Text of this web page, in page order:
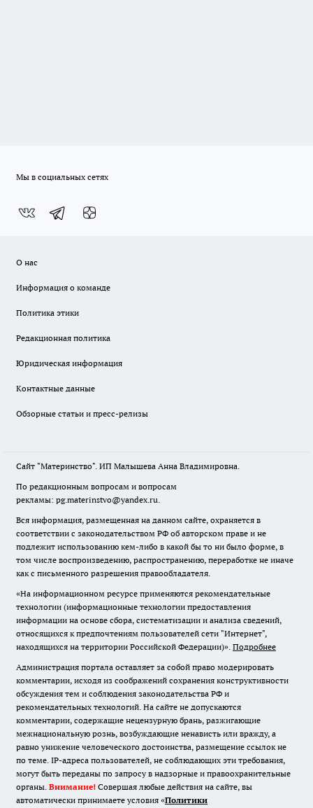
Мы в социальных сетях
О нас
Информация о команде
Политика этики
Редакционная политика
Юридическая информация
Контактные данные
Обзорные статьи и пресс-релизы
Сайт "Материнство". ИП Малышева Анна Владимировна.
По редакционным вопросам и вопросам
рекламы: pg.materinstvo@yandex.ru.
Вся информация, размещенная на данном сайте, охраняется в
соответствии с законодательством РФ об авторском праве и не
подлежит использованию кем-либо в какой бы то ни было форме, в
том числе воспроизведению, распространению, переработке не иначе
как с письменного разрешения правообладателя.
«На информационном ресурсе применяются рекомендательные
технологии (информационные технологии предоставления
информации на основе сбора, систематизации и анализа сведений,
относящихся к предпочтениям пользователей сети "Интернет",
находящихся на территории Российской Федерации)». Подробнее
Администрация портала оставляет за собой право модерировать
комментарии, исходя из соображений сохранения конструктивности
обсуждения тем и соблюдения законодательства РФ и
рекомендательных технологий. На сайте не допускаются
комментарии, содержащие нецензурную брань, разжигающие
межнациональную рознь, возбуждающие ненависть или вражду, а
равно унижение человеческого достоинства, размещение ссылок не
по теме. IP-адреса пользователей, не соблюдающих эти требования,
могут быть переданы по запросу в надзорные и правоохранительные
органы. Внимание! Совершая любые действия на сайте, вы
автоматически принимаете условия «Политики